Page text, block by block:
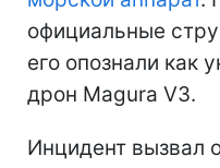
официальные
его опознали как
дрон Magura V3.
Инцидент вызвал